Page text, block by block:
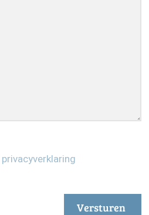
privacyverklaring
Versturen